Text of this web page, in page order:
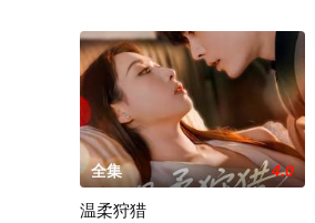
全集 4.0
温柔狩猎